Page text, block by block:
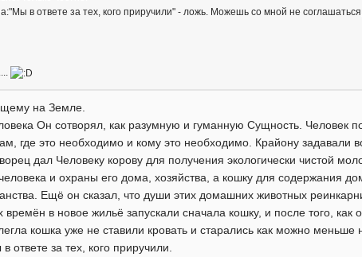
в ответе за тех, кого приручили" - ложь. Можешь со мной не
на Земле.
Он сотворял, как разумную и гуманную Сущность. Человек
где это необходимо и кому это необходимо. Крайону задавали
дал Человеку корову для получения экологически чистой
и охраны его дома, хозяйства, а кошку для содержания
Ещё он сказал, что души этих домашних животных
в новое жильё запускали сначала кошку, и после того, как
кошка уже не ставили кровать и старались как можно меньше
за тех, кого приручили.